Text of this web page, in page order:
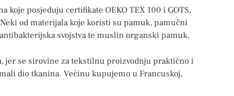
koje posjeduju certifikate OEKO TEX 100 i GOTS,
od materijala koje koristi su pamuk, pamučni
svojstva te muslin organski pamuk.
jer se sirovine za tekstilnu proizvodnju praktično i
dio tkanina. Većinu kupujemo u Francuskoj,